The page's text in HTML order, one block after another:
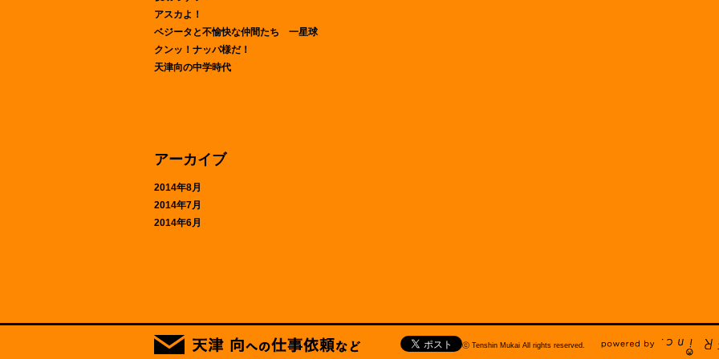
アスカよ！
ベジータと不愉快な仲間たち 一星球
クンッ！ナッパ様だ！
天津向の中学時代
アーカイブ
2014年8月
2014年7月
2014年6月
天津向へのお問い合わせⓒ Tenshin Mukai All rights reserved.